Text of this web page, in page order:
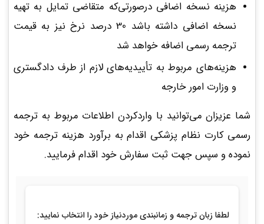
هزینه نسخه اضافی درصورتی‌که متقاضی تمایل به تهیه
نسخه اضافی داشته باشد 30 درصد نرخ نیز به قیمت
ترجمه رسمی اضافه خواهد شد
هزینه‌های مربوط به تأییدیه‌های لازم از طرف دادگستری
و وزارت امور خارجه
شما عزیزان می‌توانید با واردکردن اطلاعات مربوط به ترجمه
رسمی کارت نظام پزشکی اقدام به برآورد هزینه ترجمه خود
نموده و سپس جهت ثبت سفارش خود اقدام فرمایید.